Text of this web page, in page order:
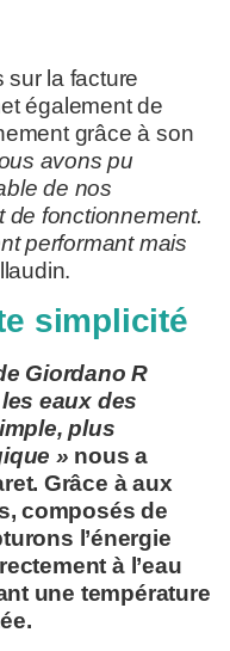
sur la facture
également de
grâce à son
avons pu
de nos
fonctionnement.
performant mais
simplicité
Giordano R
eaux des
plus
» nous a
Grâce à aux
composés de
l’énergie
à l’eau
une température